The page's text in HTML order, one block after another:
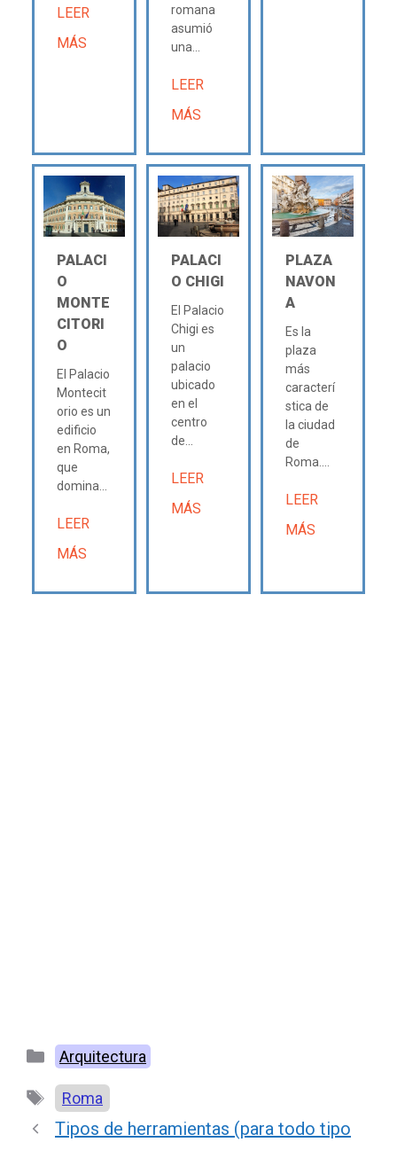
LEER
MÁS
romana
asumió
una...
LEER
MÁS
PALACI
O
MONTE
CITORI
O
El Palacio
Montecit
orio es un
edificio
en Roma,
que
domina...
LEER
MÁS
PALACI
O CHIGI
El Palacio
Chigi es
un
palacio
ubicado
en el
centro
de...
LEER
MÁS
PLAZA
NAVON
A
Es la
plaza
más
caracterí
stica de
la ciudad
de
Roma....
LEER
MÁS
Categorías
Arquitectura
Etiquetas
Roma
Tipos de herramientas (para todo tipo